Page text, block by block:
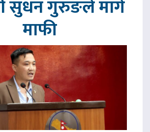
सुधन गुरुङले मागे
माफी